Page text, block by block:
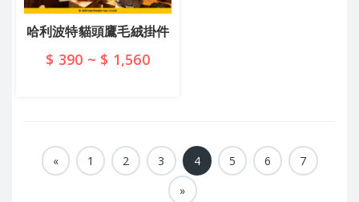
哈利波特貓頭鷹毛絨掛件
$ 390 ~ $ 1,560
« 1 2 3 4 5 6
7
»